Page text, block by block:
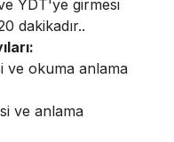
YDT'ye girmesi
dakikadır..
ve okuma anlama
ve anlama